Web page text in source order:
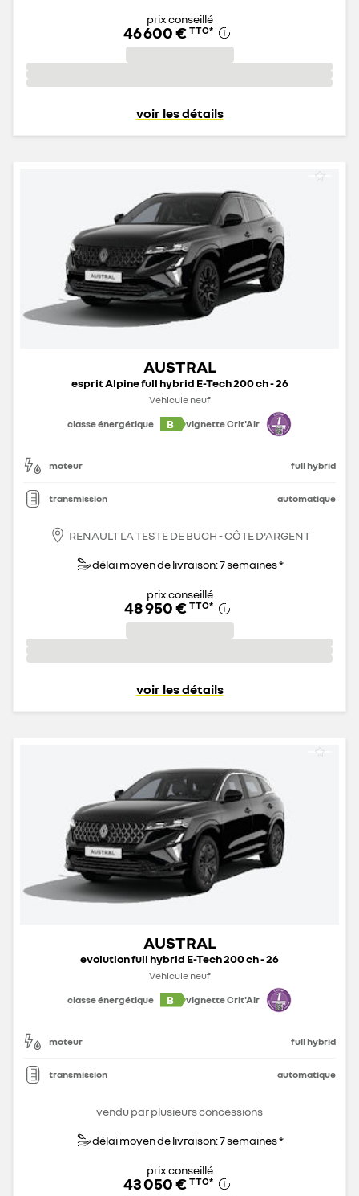
prix conseillé
46 600 € TTC*
voir les détails
AUSTRAL
esprit Alpine full hybrid E-Tech 200 ch - 26
Véhicule neuf
classe énergétique
B vignette Crit'Air
moteur full hybrid
transmission automatique
RENAULT LA TESTE DE BUCH - CÔTE D'ARGENT
délai moyen de livraison: 7 semaines *
prix conseillé
48 950 € TTC*
voir les détails
AUSTRAL
evolution full hybrid E-Tech 200 ch - 26
Véhicule neuf
classe énergétique
B vignette Crit'Air
moteur full hybrid
transmission automatique
vendu par plusieurs concessions
délai moyen de livraison: 7 semaines *
prix conseillé
43 050 € TTC*